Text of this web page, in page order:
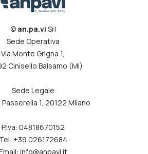
© an.pa.vi Srl
Sede Operativa
Via Monte Grigna 1,
Cinisello Balsamo (MI)
Sede Legale
Passerella 1, 20122 Milano
P.Iva: 04818670152
Tel: +39 026172684
info@anpavi.it